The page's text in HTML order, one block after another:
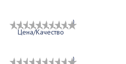
1 2 3 4 5 6 7 8 9 10
Цена/Качество
1 2 3 4 5 6 7 8 9 10